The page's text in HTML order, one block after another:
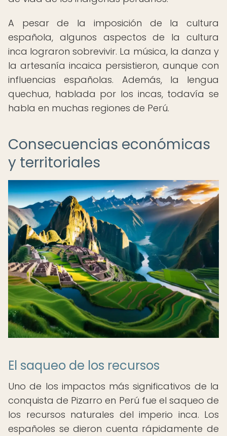
A pesar de la imposición de la cultura
española, algunos aspectos de la cultura
inca lograron sobrevivir. La música, la danza y
la artesanía incaica persistieron, aunque con
influencias españolas. Además, la lengua
quechua, hablada por los incas, todavía se
habla en muchas regiones de Perú.
Consecuencias económicas
y territoriales
El saqueo de los recursos
Uno de los impactos más significativos de la
conquista de Pizarro en Perú fue el saqueo de
los recursos naturales del imperio inca. Los
españoles se dieron cuenta rápidamente de